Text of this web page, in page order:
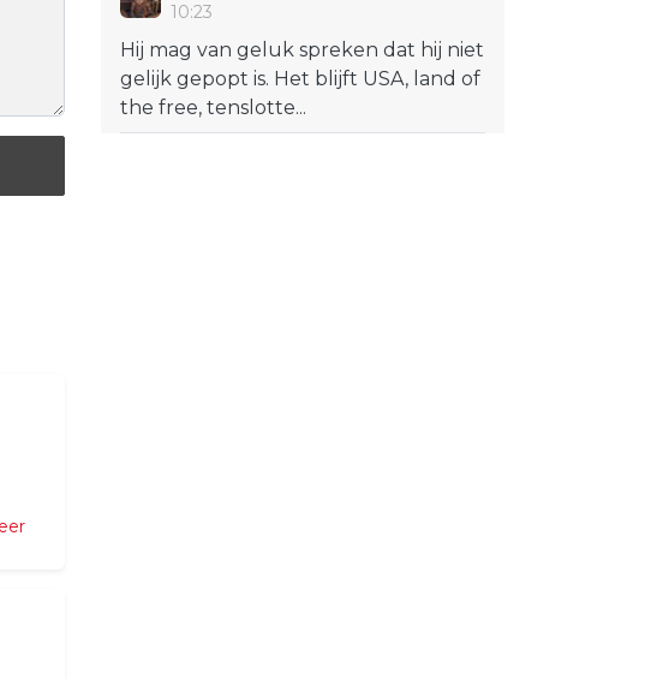
10:23
Hij mag van geluk spreken dat hij niet
gelijk gepopt is. Het blijft USA, land of
the free, tenslotte...